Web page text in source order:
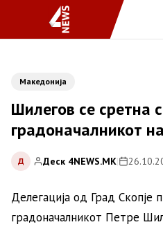
Македонија
Шилегов се сретна
градоначалникот
Д Деск 4NEWS.MK|
Делегација од Град Скопје
градоначалникот Петре